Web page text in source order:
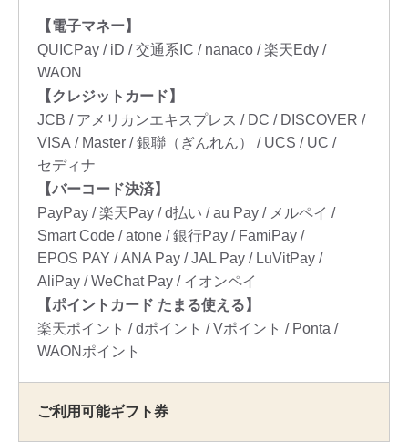
【電子マネー】
QUICPay
iD 交通系IC nanaco
楽天Edy
WAON
【クレジットカード】
JCB
アメリカンエキスプレス DC
DISCOVER
VISA
Master 銀聯（ぎんれん） UCS
UC
セディナ
【バーコード決済】
PayPay
楽天Pay d払い au Pay
メルペイ
Smart Code
atone 銀行Pay
FamiPay
EPOS PAY
ANA Pay JAL Pay
LuVitPay
AliPay
WeChat Pay
イオンペイ
【ポイントカード たまる使える】
楽天ポイント
dポイント Vポイント
Ponta
WAONポイント
ご利用可能ギフト券